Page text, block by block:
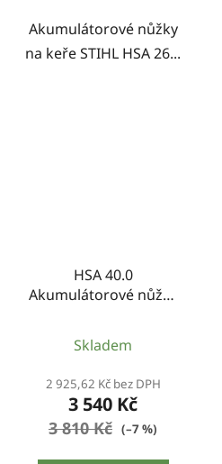
Akumulátorové nůžky
na keře STIHL HSA 26...
HSA 40.0
Akumulátorové nůžky
Skladem
2 925,62 Kč bez DPH
3 540 Kč
3 810 Kč (–7 %)